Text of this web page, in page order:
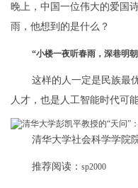
晚上，中国一位伟大的爱国
雨，他想到的是什么？
“小楼一夜听春雨，深巷明
这样的人一定是民族最
人才，也是人工智能时代可
清华大学社会科学学院
推荐阅读： sp2000